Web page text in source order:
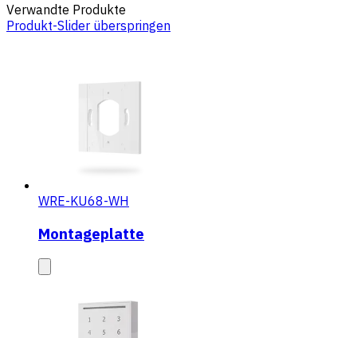
Verwandte Produkte
Produkt-Slider überspringen
WRE-KU68-WH
Montageplatte